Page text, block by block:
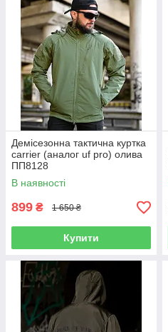
Демісезонна тактична куртка
carrier (аналог uf pro) олива
ПП8128
В наявності
899 ₴ 1 650 ₴
Купити